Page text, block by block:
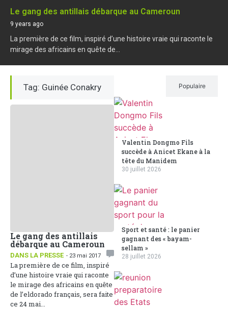
Le gang des antillais débarque au Cameroun
9 years ago
La première de ce film, inspiré d’une histoire vraie qui raconte le
mirage des africains en quête de...
Tag: Guinée Conakry
Le gang des antillais
débarque au Cameroun
DANS LA PRESSE - 23 mai 2017
La première de ce film, inspiré
d’une histoire vraie qui raconte
le mirage des africains en quête
de l’eldorado français, sera faite
ce 24 mai...
Populaire
Valentin Dongmo Fils
succède à Anicet Ekane à la
tête du Manidem
30 juillet 2026
Sport et santé : le panier
gagnant des « bayam-
sellam »
28 juillet 2026